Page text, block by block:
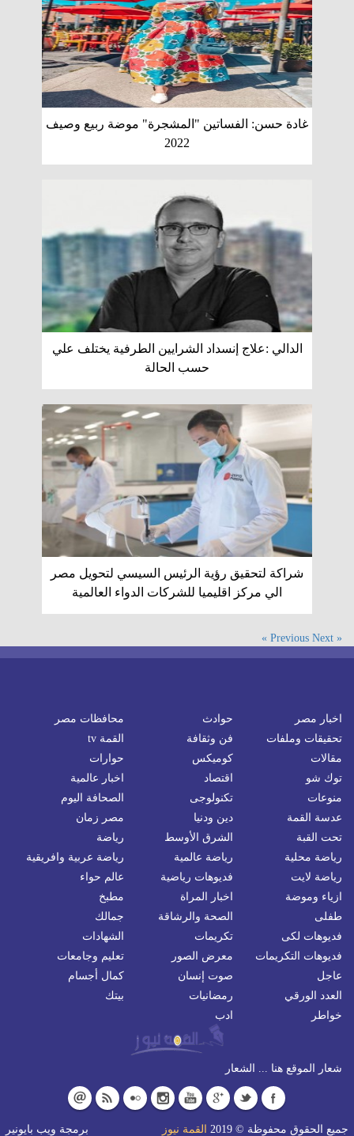
غادة حسن: الفساتين "المشجرة" موضة ربيع وصيف
2022
الدالي :علاج إنسداد الشرايين الطرفية يختلف علي
حسب الحالة
شراكة لتحقيق رؤية الرئيس السيسي لتحويل مصر
الي مركز اقليميا للشركات الدواء العالمية
« Previous
Next »
اخبار مصر حوادث
محافظات مصر
تحقيقات وملفات
فن وثقافة
القمة tv
مقالات
كوميكس
حوارات
توك شو
اقتصاد
اخبار عالمية
منوعات
تكنولوجى
الصحافة اليوم
عدسة القمة
دين ودنيا
مصر زمان
تحت القبة
الشرق الأوسط
رياضة
رياضة محلية
رياضة عالمية
رياضة عربية وافريقية
رياضة لايت
فديوهات رياضية
عالم حواء
ازياء وموضة
اخبار المراة
مطبخ
طفلى
الصحة والرشاقة
جمالك
فديوهات لكى
تكريمات
الشهادات
فديوهات التكريمات
معرض الصور
تعليم وجامعات
عاجل
صوت إنسان
كمال أجسام
العدد الورقي
رمضانيات
بيتك
خواطر
ادب
شعار الموقع هنا ... الشعار
جميع الحقوق محفوظة © 2019 القمة نيوز برمجة ويب بايونير